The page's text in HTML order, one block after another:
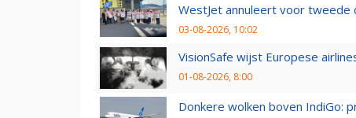
WestJet annuleert voor tweede
03-08-2026, 10:02
VisionSafe wijst Europese
01-08-2026, 8:00
Donkere wolken boven IndiGo: